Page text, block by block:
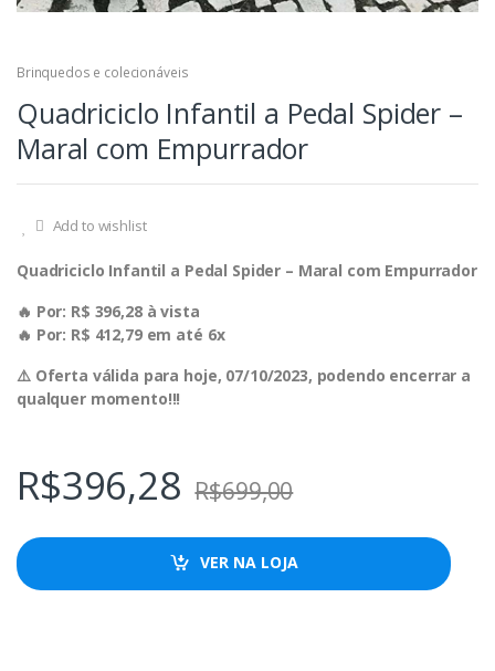
Brinquedos e colecionáveis
Quadriciclo Infantil a Pedal Spider –
Maral com Empurrador
Add to wishlist
Quadriciclo Infantil a Pedal Spider – Maral com Empurrador
🔥 Por: R$ 396,28 à vista
🔥 Por: R$ 412,79 em até 6x
⚠️ Oferta válida para hoje, 07/10/2023, podendo encerrar a
qualquer momento!!!
R$396,28 R$699,00
VER NA LOJA